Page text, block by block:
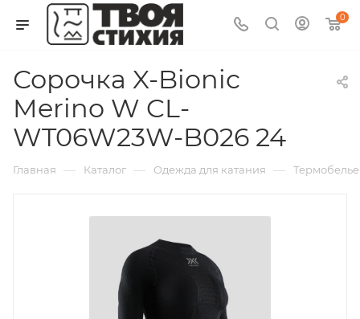
0
Сорочка X-Bionic
Merino W CL-
WT06W23W-B026 24
Главная — Каталог — Одежда для катания —